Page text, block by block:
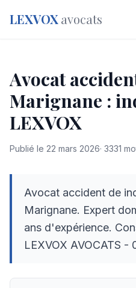
LEXVOX avocats
Avocat
Marignane :
LEXVOX
Publié le 22 mars 2026· 3331
Avocat accident de
Marignane. Expert
ans d'expérience.
LEXVOX AVOCATS -